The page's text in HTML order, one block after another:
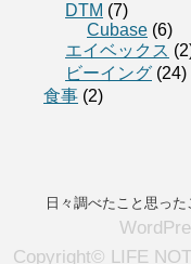
DTM (7)
Cubase (6)
エイベックス
ビーイング (24)
食事 (2)
日々調べたこと思っ
Copyright© LIFE